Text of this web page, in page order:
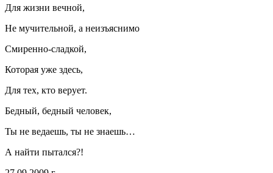
Для жизни вечной,
Не мучительной, а неизъяснимо
Смиренно-сладкой,
Которая уже здесь,
Для тех, кто верует.
Бедный, бедный человек,
Ты не ведаешь, ты не знаешь…
А найти пытался?!